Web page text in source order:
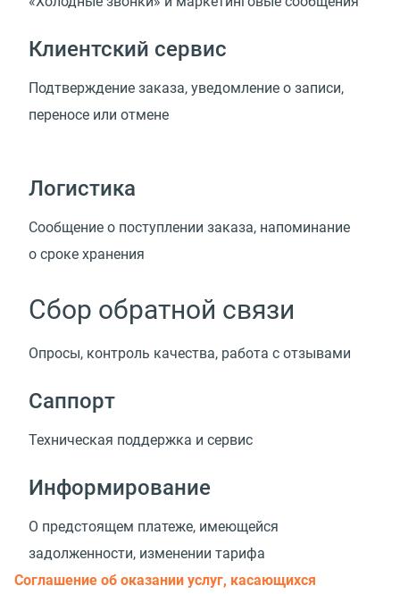
Клиентский сервис
Подтверждение заказа, уведомление о записи,
переносе или отмене
Логистика
Сообщение о поступлении заказа, напоминание
о сроке хранения
Сбор обратной связи
Опросы, контроль качества, работа с отзывами
Саппорт
Техническая поддержка и сервис
Информирование
О предстоящем платеже, имеющейся
задолженности, изменении тарифа
Соглашение об оказании услуг, касающихся